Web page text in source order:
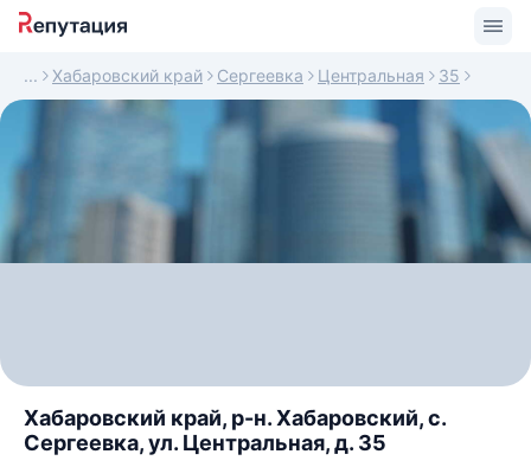
Хабаровский край Сергеевка Центральная 35
Хабаровский край, р-н. Хабаровский, с.
Сергеевка, ул. Центральная, д. 35